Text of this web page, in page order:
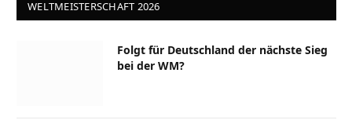
WELTMEISTERSCHAFT 2026
Folgt für Deutschland der nächste Sieg
bei der WM?